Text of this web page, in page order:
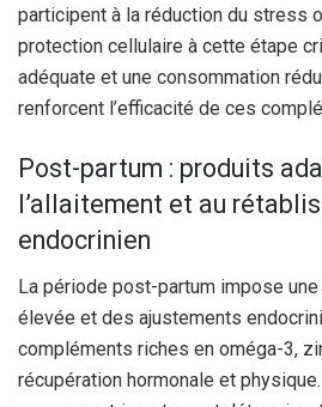
participent à la réduction du stress
protection cellulaire à cette étape
adéquate et une consommation
renforcent l’efficacité de ces
Post-partum : produits
l’allaitement et au
endocrinien
La période post-partum impose
élevée et des ajustements
compléments riches en oméga-3,
récupération hormonale et